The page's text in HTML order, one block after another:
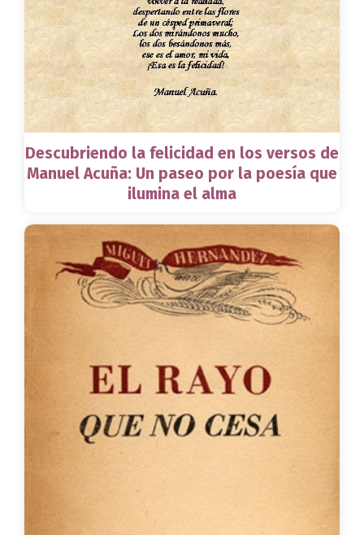
Descubriendo la felicidad en los versos de
Manuel Acuña: Un paseo por la poesía que
ilumina el alma